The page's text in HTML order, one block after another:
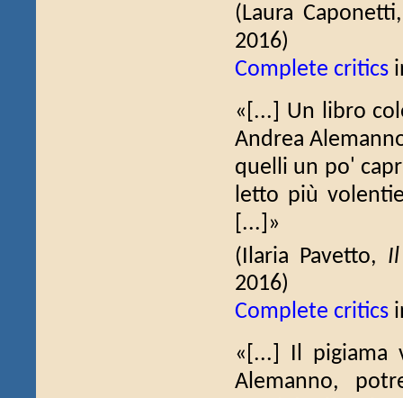
(Laura
2016)
Complete critics
«[...] Un libro
Andrea
quelli un po'
letto più
[...]»
(Ilaria Pavetto,
2016)
Complete critics
«[...] Il pigiama
Alemanno,